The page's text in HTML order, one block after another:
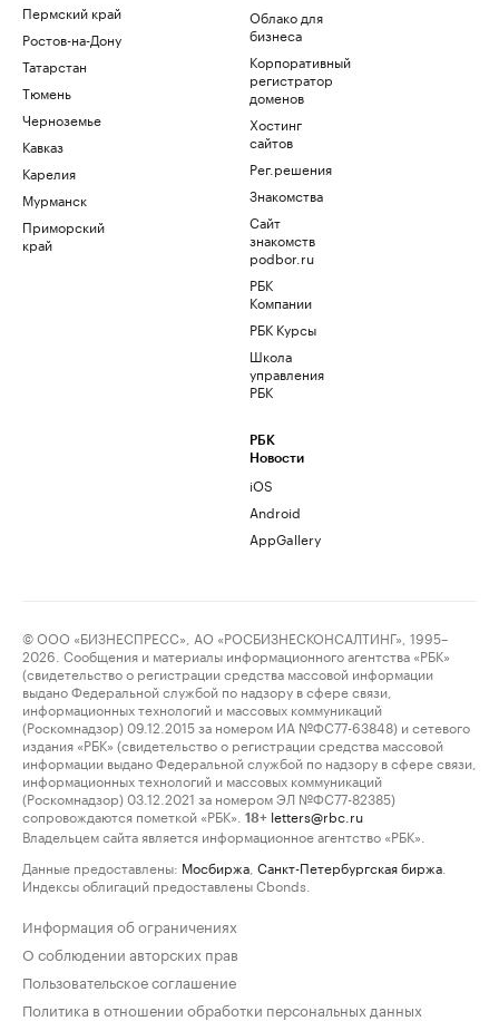
Пермский край
Ростов-на-Дону
Татарстан
Тюмень
Черноземье
Кавказ
Карелия
Мурманск
Приморский
край
Облако для
бизнеса
Корпоративный
регистратор
доменов
Хостинг
сайтов
Рег.решения
Знакомства
Сайт
знакомств
podbor.ru
РБК
Компании
РБК Курсы
Школа
управления
РБК
РБК
Новости
iOS
Android
AppGallery
© ООО «БИЗНЕСПРЕСС», АО «РОСБИЗНЕСКОНСАЛТИНГ», 1995–
2026. Сообщения и материалы информационного агентства «РБК»
(свидетельство о регистрации средства массовой информации
выдано Федеральной службой по надзору в сфере связи,
информационных технологий и массовых коммуникаций
(Роскомнадзор) 09.12.2015 за номером ИА №ФС77-63848) и сетевого
издания «РБК» (свидетельство о регистрации средства массовой
информации выдано Федеральной службой по надзору в сфере связи,
информационных технологий и массовых коммуникаций
(Роскомнадзор) 03.12.2021 за номером ЭЛ №ФС77-82385)
сопровождаются пометкой «РБК».
18+ letters@rbc.ru
Владельцем сайта является информационное агентство «РБК».
Данные предоставлены: Мосбиржа Санкт-Петербургская биржа
Индексы облигаций предоставлены Cbonds.
Информация об ограничениях
О соблюдении авторских прав
Пользовательское соглашение
Политика в отношении обработки персональных данных